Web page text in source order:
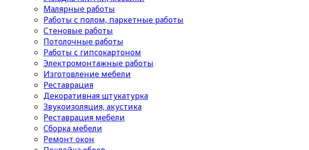
Малярные работы
Работы с полом, паркетные работы
Стеновые работы
Потолочные работы
Работы с гипсокартоном
Электромонтажные работы
Изготовление мебели
Реставрация
Декоративная штукатурка
Звукоизоляция, акустика
Реставрация мебели
Сборка мебели
Ремонт окон